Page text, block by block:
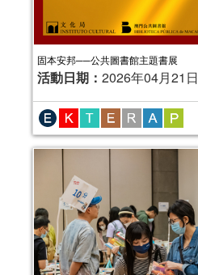
固本安邦──公共圖書館主題書展
活動日期： 2026年04月21日